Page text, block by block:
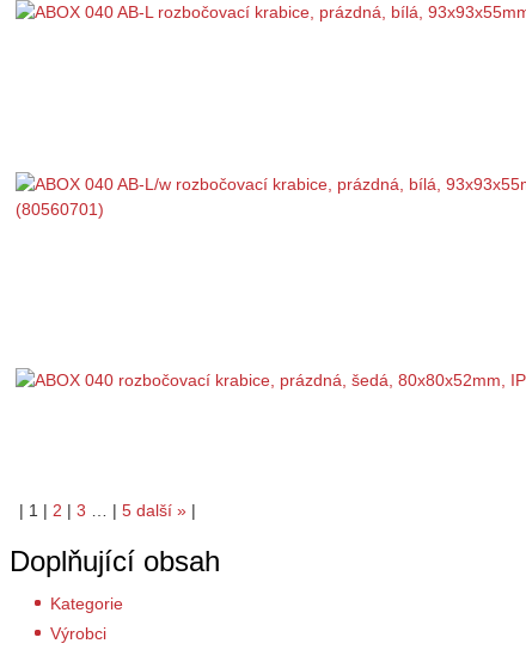
| 1 | 2 | 3 | 5 další » |
Doplňující obsah
Kategorie
Výrobci